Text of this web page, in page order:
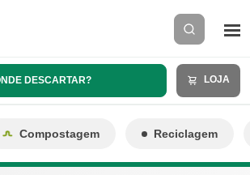
DESCARTAR? LOJA
Compostagem Reciclagem